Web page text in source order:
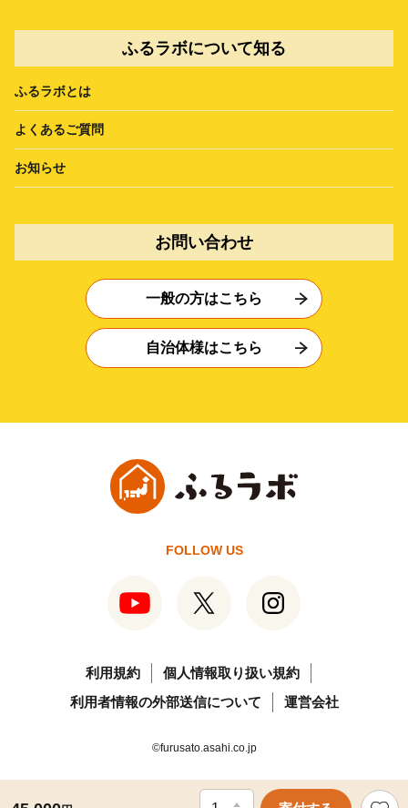
ふるラボについて知る
ふるラボとは
よくあるご質問
お知らせ
お問い合わせ
一般の方はこちら
自治体様はこちら
FOLLOW US
利用規約
個人情報取り扱い規約
利用者情報の外部送信について
運営会社
©furusato.asahi.co.jp